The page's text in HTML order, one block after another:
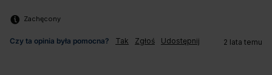
Zachęcony
Czy ta opinia była pomocna? Tak Zgłoś Udostępnij 2 lata temu